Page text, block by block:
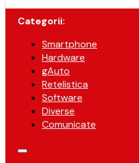
Categorii:
Smartphone
Hardware
gAuto
Retelistica
Software
Diverse
Comunicate